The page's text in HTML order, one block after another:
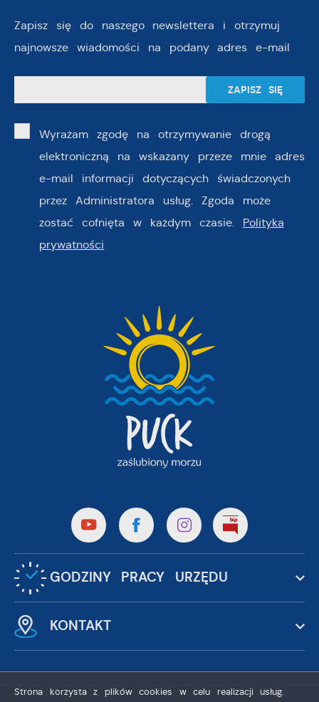
Zapisz się do naszego newslettera i otrzymuj
najnowsze wiadomości na podany adres e-mail
Wyrażam zgodę na otrzymywanie drogą
elektroniczną na wskazany przeze mnie adres
e-mail informacji dotyczących świadczonych
przez Administratora usług. Zgoda może
zostać cofnięta w każdym czasie. Polityka
prywatności
GODZINY PRACY URZĘDU
KONTAKT
Strona korzysta z plików cookies w celu realizacji usług.